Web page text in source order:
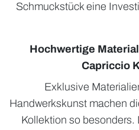
Schmuckstück eine
Hochwertige
Capriccio
Exklusive
Handwerkskunst machen
Kollektion so besonders.